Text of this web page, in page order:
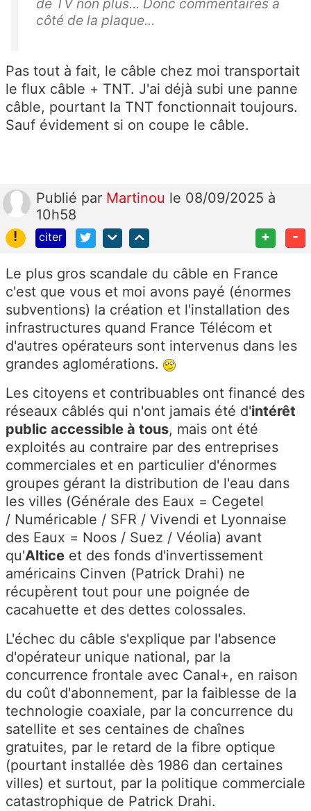
côté de la plaque...
Pas tout à fait, le câble chez moi transportait
le flux câble + TNT. J'ai déjà subi une panne
câble, pourtant la TNT fonctionnait toujours.
Sauf évidement si on coupe le câble.
Publié par Martinou le 08/09/2025 à
10h58
!
citer + -
Le plus gros scandale du câble en France
c'est que vous et moi avons payé (énormes
subventions) la création et l'installation des
infrastructures quand France Télécom et
d'autres opérateurs sont intervenus dans les
grandes aglomérations.
Les citoyens et contribuables ont financé des
réseaux câblés qui n'ont jamais été d'intérêt
public accessible à tous, mais ont été
exploités au contraire par des entreprises
commerciales et en particulier d'énormes
groupes gérant la distribution de l'eau dans
les villes (Générale des Eaux = Cegetel
/ Numéricable / SFR / Vivendi et Lyonnaise
des Eaux = Noos / Suez / Véolia) avant
qu'Altice et des fonds d'invertissement
américains Cinven (Patrick Drahi) ne
récupèrent tout pour une poignée de
cacahuette et des dettes colossales.
L'échec du câble s'explique par l'absence
d'opérateur unique national, par la
concurrence frontale avec Canal+, en raison
du coût d'abonnement, par la faiblesse de la
technologie coaxiale, par la concurrence du
satellite et ses centaines de chaînes
gratuites, par le retard de la fibre optique
(pourtant installée dès 1986 dan certaines
villes) et surtout, par la politique commerciale
catastrophique de Patrick Drahi.